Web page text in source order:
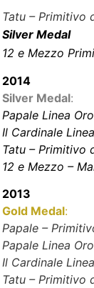
Tatu – Primitivo
Silver Medal
12 e Mezzo
2014
Silver Medal:
Papale Linea
Il Cardinale
Tatu – Primitivo
12 e Mezzo –
2013
Gold Medal:
Papale –
Papale Linea
Il Cardinale
Tatu – Primitivo